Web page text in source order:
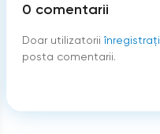
0 comentarii
Doar utilizatorii înregistraţi
posta comentarii.